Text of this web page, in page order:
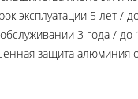
эксплуатации 5 лет /
3 года / до
защита алюминия